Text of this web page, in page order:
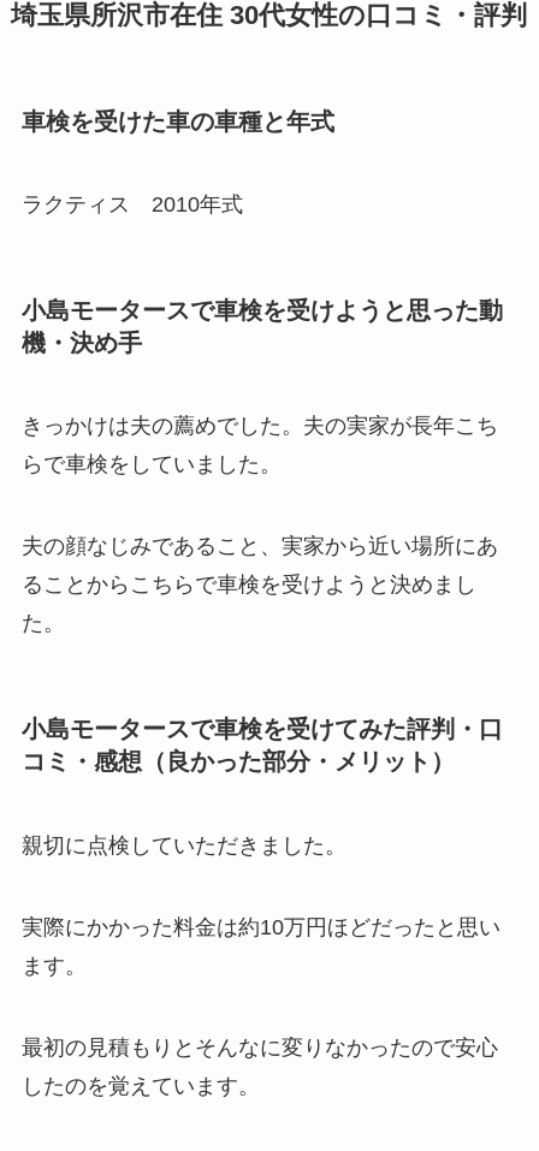
埼玉県所沢市在住 30代女性の口コミ・評判
車検を受けた車の車種と年式
ラクティス 2010年式
小島モータースで車検を受けようと思った動
機・決め手
きっかけは夫の薦めでした。夫の実家が長年こち
らで車検をしていました。
夫の顔なじみであること、実家から近い場所にあ
ることからこちらで車検を受けようと決めまし
た。
小島モータースで車検を受けてみた評判・口
コミ・感想（良かった部分・メリット）
親切に点検していただきました。
実際にかかった料金は約10万円ほどだったと思い
ます。
最初の見積もりとそんなに変りなかったので安心
したのを覚えています。